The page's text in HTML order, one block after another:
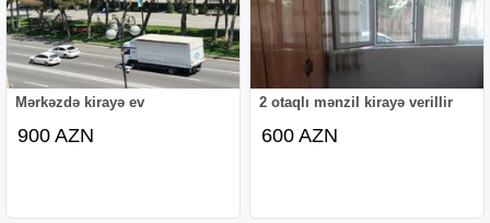
Mərkəzdə kirayə ev
900 AZN
2 otaqlı mənzil kirayə verillir
600 AZN